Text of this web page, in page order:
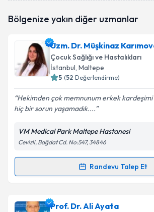
oluşturun. Size bu uzmandan randevu
E-posta Adresiniz
Kişisel verilerimin işlenmesine
Metni'ni okudum ve kişisel
Bölgenize yakın diğer uzmanlar
Uzm. Dr. Müşkinaz
Çocuk Sağlığı ve Hastalıkları
İstanbul, Maltepe
5 (52 Değerlendirme)
Hekimden çok memnunum erkek
hiç bir sorun yaşamadık....
VM Medical Park Maltepe Hastanesi
Cevizli, Bağdat Cd. No:547, 34846
Randevu Talep Et
Randevu Takvimi Talebi
Uzm. Dr. Müşkinaz Karımova
Prof. Dr. Ali Ayata